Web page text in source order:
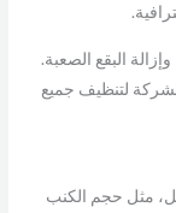
البقع الصعبة.
لتنظيف جميع
مثل حجم الكنب